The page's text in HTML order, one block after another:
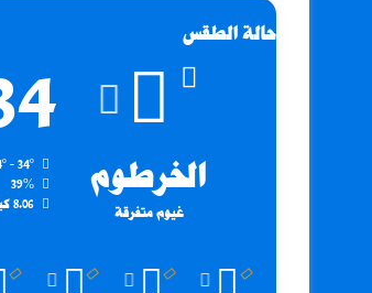
حالة الطقس
الخرطوم
غيوم متفرقة
39%
8.06 كيلومتر/ساعة